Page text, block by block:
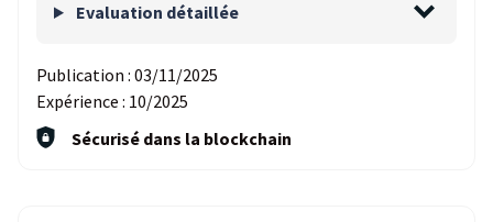
Evaluation détaillée
Publication : 03/11/2025
Expérience : 10/2025
Sécurisé dans la blockchain